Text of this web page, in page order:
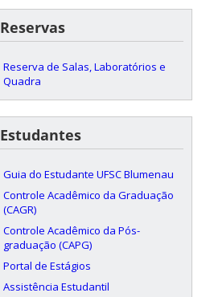
Reservas
Reserva de Salas, Laboratórios e
Quadra
Estudantes
Guia do Estudante UFSC Blumenau
Controle Acadêmico da Graduação
(CAGR)
Controle Acadêmico da Pós-
graduação (CAPG)
Portal de Estágios
Assistência Estudantil